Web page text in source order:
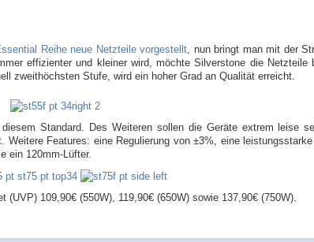
Reihe neue Netzteile vorgestellt, nun bringt man mit der
effizienter und kleiner wird, möchte Silverstone die Netzteile
zweithöchsten Stufe, wird ein hoher Grad an Qualität erreicht.
Standard. Des Weiteren sollen die Geräte extrem leise
Features: eine Regulierung von ±3%, eine
ein 120mm-Lüfter.
109,90€ (550W), 119,90€ (650W) sowie 137,90€ (750W).